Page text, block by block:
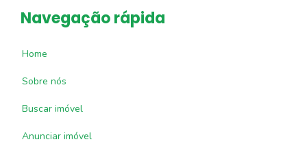
Navegação rápida
Home
Sobre nós
Buscar imóvel
Anunciar imóvel